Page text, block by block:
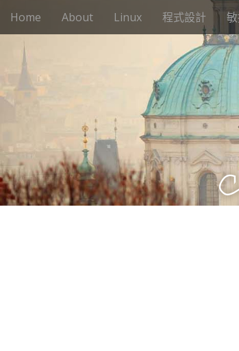
M
e
i
c
n
t
Home About Linux 程式設計